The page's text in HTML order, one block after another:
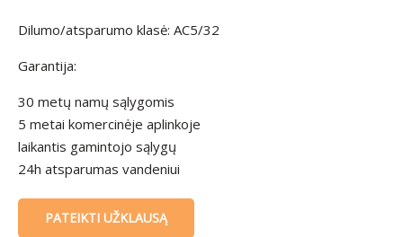
Dilumo/atsparumo klasė: AC5/32
Garantija:
30 metų namų sąlygomis
5 metai komercinėje aplinkoje
laikantis gamintojo sąlygų
24h atsparumas vandeniui
PATEIKTI UŽKLAUSĄ